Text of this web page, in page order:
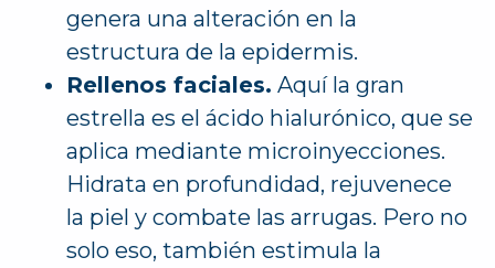
genera una alteración en la
estructura de la epidermis.
Rellenos faciales. Aquí la gran
estrella es el ácido hialurónico, que se
aplica mediante microinyecciones.
Hidrata en profundidad, rejuvenece
la piel y combate las arrugas. Pero no
solo eso, también estimula la